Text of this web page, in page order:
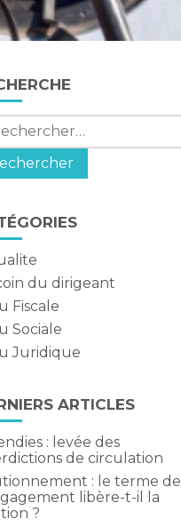
:
du dirigeant
Fiscale
Sociale
Juridique
ARTICLES
: levée des
de circulation
: le terme de
libère-t-il la
?